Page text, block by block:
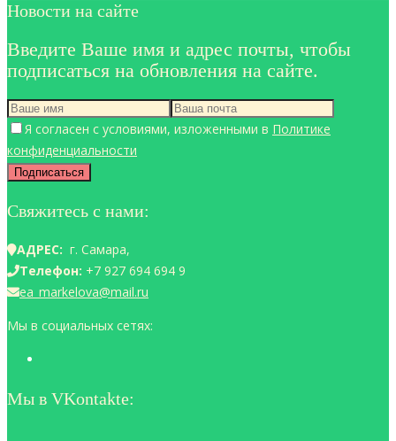
Новости на сайте
Введите Ваше имя и адрес почты, чтобы
подписаться на обновления на сайте.
Я согласен с условиями, изложенными в Политике
конфиденциальности
Свяжитесь с нами:
АДРЕС: г. Самара,
Телефон: +7 927 694 694 9
ea_markelova@mail.ru
Мы в социальных сетях:
Мы в VKontakte: